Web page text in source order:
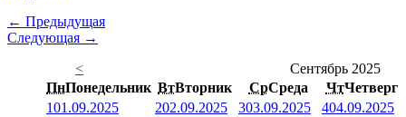
← Предыдущая
Следующая →
<
Сентябрь 2025
ПнПонедельник ВтВторник СрСреда ЧтЧетверг
101.09.2025 202.09.2025 303.09.2025 404.09.2025